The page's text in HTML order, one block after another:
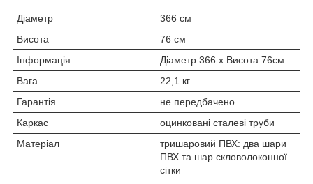
Діаметр
366 см
Висота
76 см
Інформація
Діаметр 366 x Висота 76см
Вага
22,1 кг
Гарантія
не передбачено
Каркас
оцинковані сталеві труби
Матеріал
тришаровий ПВХ: два шари
ПВХ та шар скловолоконної
сітки